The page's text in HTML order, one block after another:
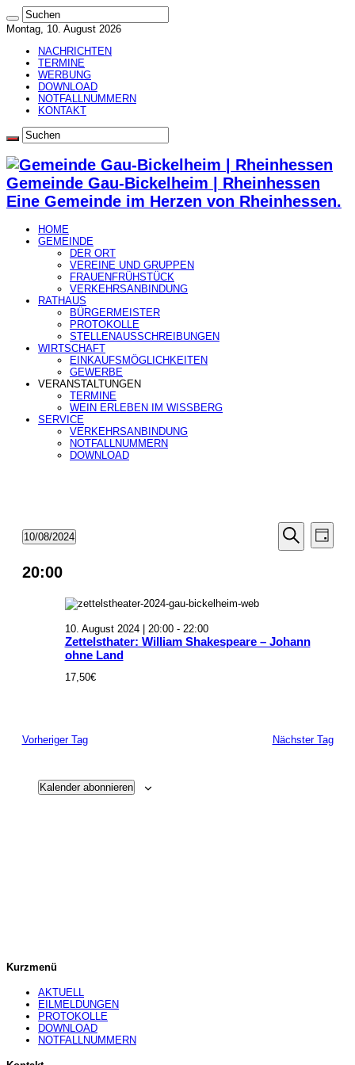
Montag, 10. August 2026
NACHRICHTEN
TERMINE
WERBUNG
DOWNLOAD
NOTFALLNUMMERN
KONTAKT
Gemeinde Gau-Bickelheim | Rheinhessen
Eine Gemeinde im Herzen von Rheinhessen.
HOME
GEMEINDE
DER ORT
VEREINE UND GRUPPEN
FRAUENFRÜHSTÜCK
VERKEHRSANBINDUNG
RATHAUS
BÜRGERMEISTER
PROTOKOLLE
STELLENAUSSCHREIBUNGEN
WIRTSCHAFT
EINKAUFSMÖGLICHKEITEN
GEWERBE
VERANSTALTUNGEN
TERMINE
WEIN ERLEBEN IM WISSBERG
SERVICE
VERKEHRSANBINDUNG
NOTFALLNUMMERN
DOWNLOAD
Veranstaltungen
für
10.
Suche
Suche
Tag
10/08/2024
20:00
Zettelsthater: William Shakespeare – Johann
ohne Land
10. August 2024 | 20:00- 22:00
17,50€
Vorheriger Tag Nächster Tag
Kalender abonnieren
Kurzmenü
AKTUELL
EILMELDUNGEN
PROTOKOLLE
DOWNLOAD
NOTFALLNUMMERN